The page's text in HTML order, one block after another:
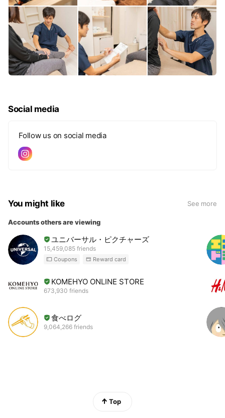
Social media
Follow us on social media
You might like See more
Accounts others are viewing
ユニバーサル・ピクチャーズ
15,459,085 friends
Coupons Reward card
KOMEHYO ONLINE STORE
673,930 friends
食べログ
9,064,266 friends
Top